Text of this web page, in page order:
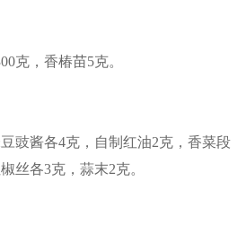
克，香椿苗5克。
豉酱各4克，自制红油2克，香菜段
丝各3克，蒜末2克。